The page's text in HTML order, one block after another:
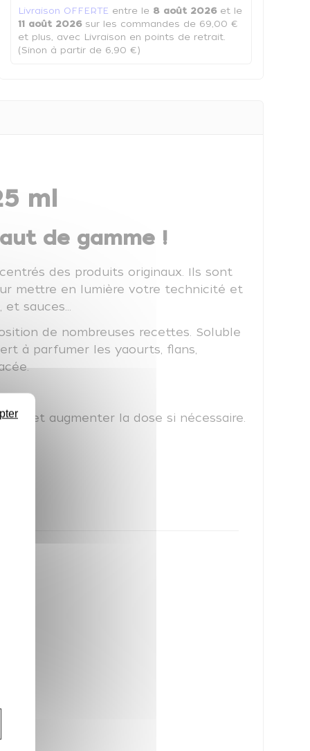
Livraison OFFERTE entre le 8 août 2026et le
11 août 2026sur les commandes de 69,00 €
et plus, avec Livraison en points de retrait.
(Sinon à partir de 6,90 €)
ml
de gamme !
des produits originaux. Ils sont
mettre en lumière votre technicité et
et sauces...
de nombreuses recettes. Soluble
à parfumer les yaourts, flans,
et augmenter la dose si nécessaire.